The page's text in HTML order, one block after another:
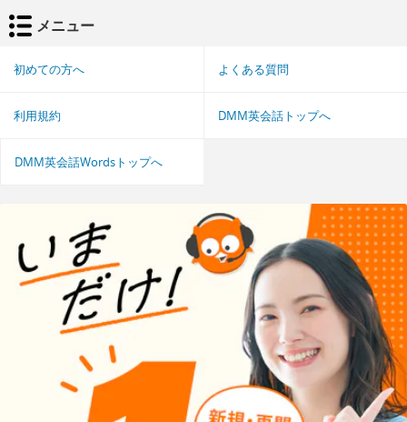
メニュー
初めての方へ よくある質問
利用規約 DMM英会話トップへ
DMM英会話Wordsトップへ